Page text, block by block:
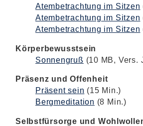
Atembetrachtung im Sitzen
Atembetrachtung im Sitzen
Atembetrachtung im Sitzen
Körperbewusstsein
Sonnengruß (10 MB, Vers.
Präsenz und Offenheit
Präsent sein (15 Min.)
Bergmeditation (8 Min.)
Selbstfürsorge und